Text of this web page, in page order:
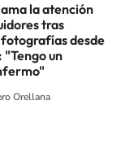
la atención
tras
desde
un
Orellana